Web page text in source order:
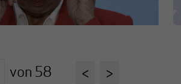
von 58 < >